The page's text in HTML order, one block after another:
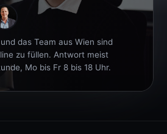
das Team aus Wien sind
zu füllen. Antwort meist
Mo bis Fr 8 bis 18 Uhr.